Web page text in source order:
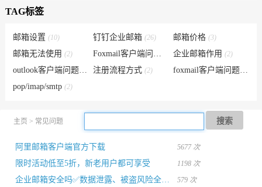
TAG标签
邮箱设置(10) 钉钉企业邮箱(26) 邮箱价格 (3)
邮箱无法使用(2) Foxmail客户端问题 企业邮箱作用 (2)
outlook客户端问题
(2) 注册流程方式(2) foxmail客户端问题
(1)
pop/imap/smtp(2)
主页 > 常见问题 搜索
阿里邮箱客户端官方下载 5677 次
限时活动低至5折，新老用户都可享受 1198 次
企业邮箱安全吗✅数据泄露、被盗风险全方位测评 579 次